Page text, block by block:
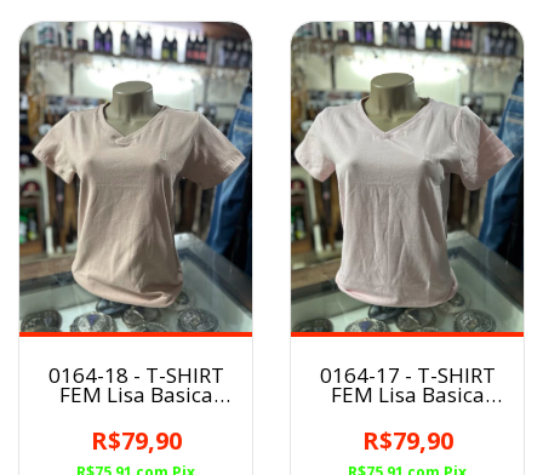
0164-18 - T-SHIRT
FEM Lisa Basica
R$79,90
0164-17 - T-SHIRT
FEM Lisa Basica
R$79,90